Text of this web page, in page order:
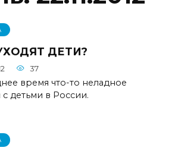
ДЕТИ?
37
время что-то неладное
с детьми в России.